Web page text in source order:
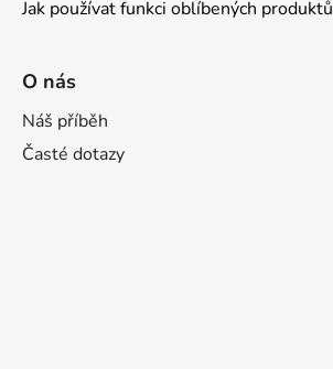
Jak používat funkci oblíbených produktů
O nás
Náš příběh
Časté dotazy